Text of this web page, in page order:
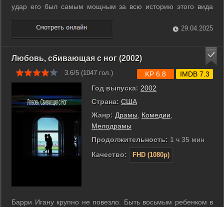
удар его был самым мощным за всю историю этого вида
спорта, который парень так презирал. Но на одном
презрении далеко не уедешь, а призовые в гольфе
немаленькие. ...
29.04.2025
Любовь, сбивающая с ног (2002)
3.6/5 (1047 гол.)
Год выпуска: 2002
Страна: США
Жанр: Драмы, Комедии,
Мелодрамы
Продолжительность: 1 ч 35 мин
Качество:
FHD (1080p)
KP 6.8 IMDB 7.3
Барри Игану крупно не повезло. Быть восьмым ребенком в